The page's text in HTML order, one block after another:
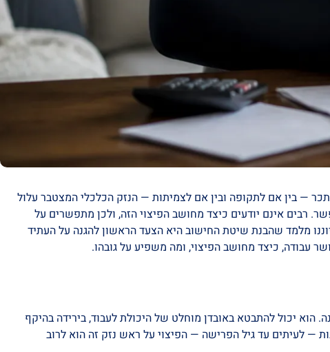
— בין אם לתקופה ובין אם לצמיתות — הנזק הכלכלי המצטבר עלול
רבים אינם יודעים כיצד מחושב הפיצוי הזה, ולכן מתפשרים על
מלמד שהבנת שיטת החישוב היא הצעד הראשון להגנה על העתיד
עבודה, כיצד מחושב הפיצוי, ומה משפיע על גובהו.
יכול להתבטא באובדן מוחלט של היכולת לעבוד, בירידה בהיקף
לעיתים עד גיל הפרישה — הפיצוי על ראש נזק זה הוא לרוב